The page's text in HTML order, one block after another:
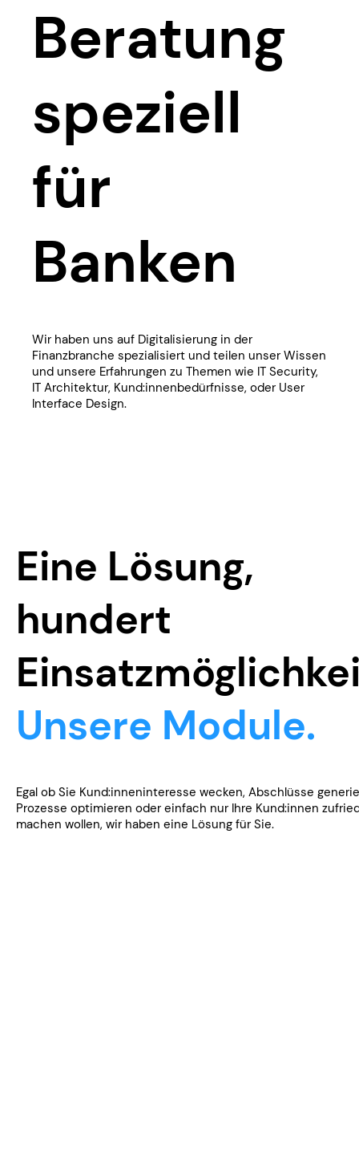
Eine Lösung,
hundert
Unsere Module.
​Egal ob Sie Kund:inneninteresse wecken, Abschlüsse
Prozesse optimieren oder einfach nur Ihre Kund:innen
machen wollen, wir haben eine Lösung für Sie.
​​​Wir haben uns auf Digitalisierung in der
Finanzbranche spezialisiert und teilen unser Wissen
und unsere Erfahrungen zu Themen wie IT Security,
IT Architektur, Kund:innenbedürfnisse, oder User
Interface Design.
​​​Beratung
speziell
für
Banken